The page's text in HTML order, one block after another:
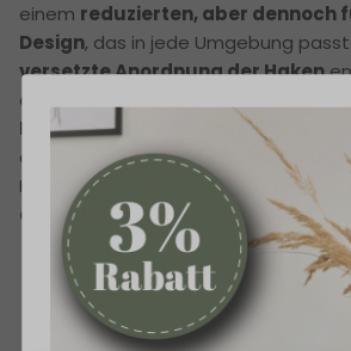
einem reduzierten, aber dennoch
Design, das in jede Umgebung
versetzte Anordnung der Haken
ein ästhetischer Reiz, sondern auch
Nutzbarkeit
auf kompaktem Raum.
ermöglicht18 flexible
Handtücher oder Taschen –
absolut stilvoll .